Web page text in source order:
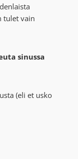
tulet vain
sinussa
(eli et usko